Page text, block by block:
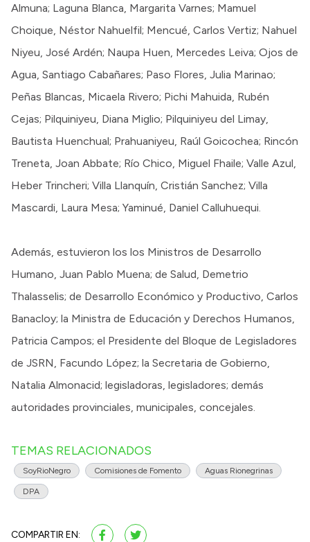
Almuna; Laguna Blanca, Margarita Varnes; Mamuel
Choique, Néstor Nahuelfil; Mencué, Carlos Vertiz; Nahuel
Niyeu, José Ardén; Naupa Huen, Mercedes Leiva; Ojos de
Agua, Santiago Cabañares; Paso Flores, Julia Marinao;
Peñas Blancas, Micaela Rivero; Pichi Mahuida, Rubén
Cejas; Pilquiniyeu, Diana Miglio; Pilquiniyeu del Limay,
Bautista Huenchual; Prahuaniyeu, Raúl Goicochea; Rincón
Treneta, Joan Abbate; Río Chico, Miguel Fhaile; Valle Azul,
Heber Trincheri; Villa Llanquín, Cristián Sanchez; Villa
Mascardi, Laura Mesa; Yaminué, Daniel Calluhuequi.
Además, estuvieron los los Ministros de Desarrollo
Humano, Juan Pablo Muena; de Salud, Demetrio
Thalasselis; de Desarrollo Económico y Productivo, Carlos
Banacloy; la Ministra de Educación y Derechos Humanos,
Patricia Campos; el Presidente del Bloque de Legisladores
de JSRN, Facundo López; la Secretaria de Gobierno,
Natalia Almonacid; legisladoras, legisladores; demás
autoridades provinciales, municipales, concejales.
TEMAS RELACIONADOS
SoyRioNegro Comisiones de Fomento Aguas Rionegrinas
DPA
COMPARTIR EN: